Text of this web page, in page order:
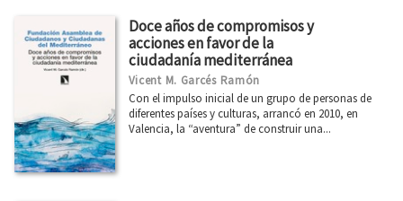
Doce años de compromisos y
acciones en favor de la
ciudadanía mediterránea
Vicent M. Garcés Ramón
Con el impulso inicial de un grupo de personas de
diferentes países y culturas, arrancó en 2010, en
Valencia, la “aventura” de construir una...